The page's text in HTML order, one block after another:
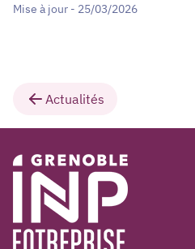
Mise à jour - 25/03/2026
Actualités